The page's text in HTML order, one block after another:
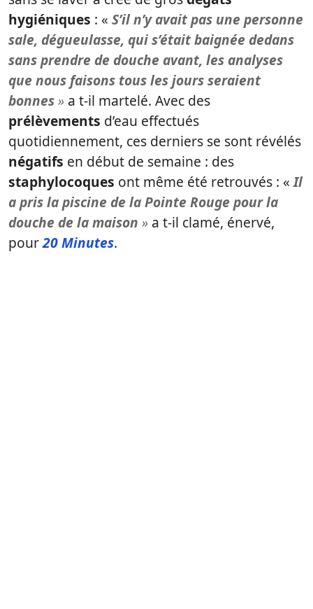
hygiéniques : « S’il n’y avait pas une personne
sale, dégueulasse, qui s’était baignée dedans
sans prendre de douche avant, les analyses
que nous faisons tous les jours seraient
bonnes» a t-il martelé. Avec des
prélèvements d’eau effectués
quotidiennement, ces derniers se sont révélés
négatifs en début de semaine : des
staphylocoques ont même été retrouvés : «Il
a pris la piscine de la Pointe Rouge pour la
douche de la maison » a t-il clamé, énervé,
pour20 Minutes.